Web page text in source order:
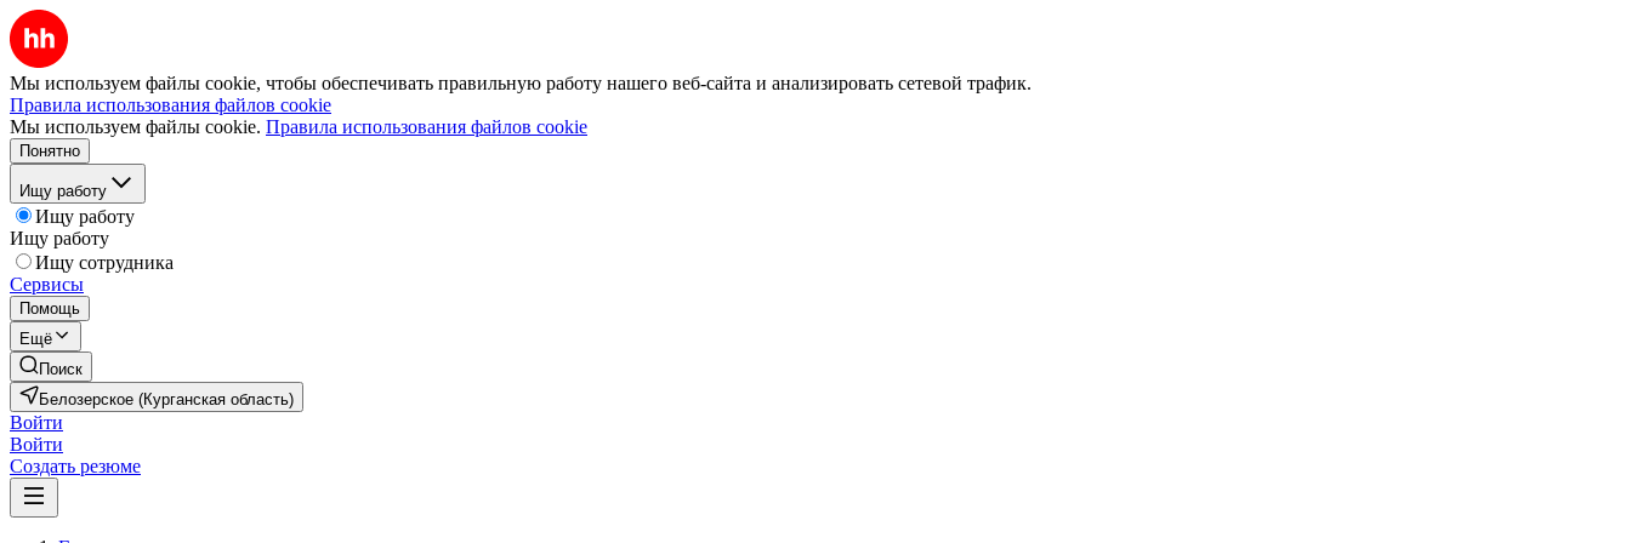
Мы используем файлы cookie, чтобы обеспечивать правильную работу нашего веб-сайта и анализировать сетевой трафик.
Правила использования файлов cookie
Мы используем файлы cookie. Правила использования файлов cookie
Понятно
Ищу работу
Ищу работу
Ищу работу
Ищу сотрудника
Сервисы
Помощь
Ещё
Поиск
Белозерское (Курганская область)
Войти
Войти
Создать резюме